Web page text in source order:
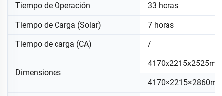
Tiempo de Operación 33 horas
Tiempo de Carga (Solar) 7 horas
Tiempo de carga (CA) /
Dimensiones